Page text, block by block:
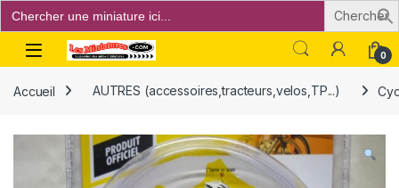
Search
for:
Open 0
Accueil AUTRES (accessoires,tracteurs,velos,TP...)